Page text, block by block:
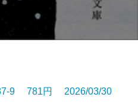
9 781円 2026/03/30